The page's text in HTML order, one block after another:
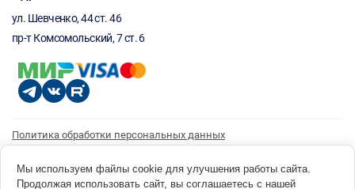
ул. Шевченко, 44 ст. 46
пр-т Комсомольский, 7 ст. 6
Политика обработки персональных данных
Согласие на получение рассылки
Мы используем файлы cookie для улучшения работы сайта.
Продолжая использовать сайт, вы соглашаетесь с нашей